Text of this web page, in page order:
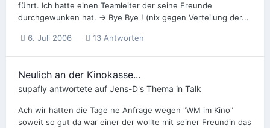
führt. Ich hatte einen Teamleiter der seine Freunde
durchgewunken hat. -> Bye Bye ! (nix gegen Verteilung der...
6. Juli 2006 13 Antworten
Neulich an der Kinokasse...
supafly antwortete auf Jens-D's Thema in Talk
Ach wir hatten die Tage ne Anfrage wegen "WM im Kino"
soweit so gut da war einer der wollte mit seiner Freundin das